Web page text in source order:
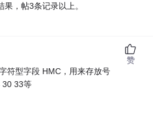
，帖3条记录以上。
符型字段 HMC，用来存放号
30 33等
赞